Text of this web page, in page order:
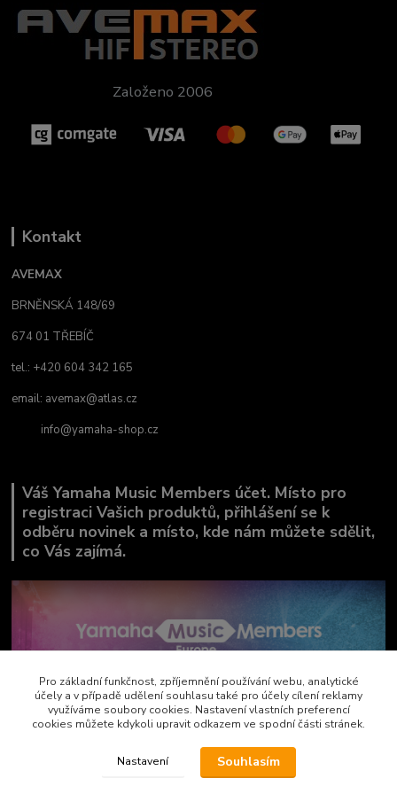
Založeno 2006
Kontakt
AVEMAX
BRNĚNSKÁ 148/69
674 01 TŘEBÍČ
tel.: +420 604 342 165
email: avemax@atlas.cz
info@yamaha-shop.cz
Váš Yamaha Music Members účet. Místo pro
registraci Vašich produktů, přihlášení se k
odběru novinek a místo, kde nám můžete sdělit,
co Vás zajímá.
Pro základní funkčnost, zpříjemnění používání webu, analytické
účely a v případě udělení souhlasu také pro účely cílení reklamy
využíváme soubory cookies. Nastavení vlastních preferencí
cookies můžete kdykoli upravit odkazem ve spodní části stránek.
Nastavení Souhlasím